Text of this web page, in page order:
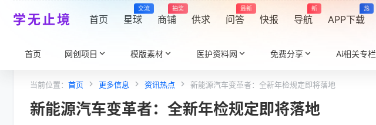
学无止境 首页 星球
交流
商铺
抽奖
供求 问答
最新
快报 导航
新
APP下载
热
首页 网创项目 模版素材 医护资料网 免费分享 Ai相关专栏
当前位置： 首页 更多信息 资讯热点 新能源汽车变革者：全新年检规定即将落地
新能源汽车变革者：全新年检规定即将落地